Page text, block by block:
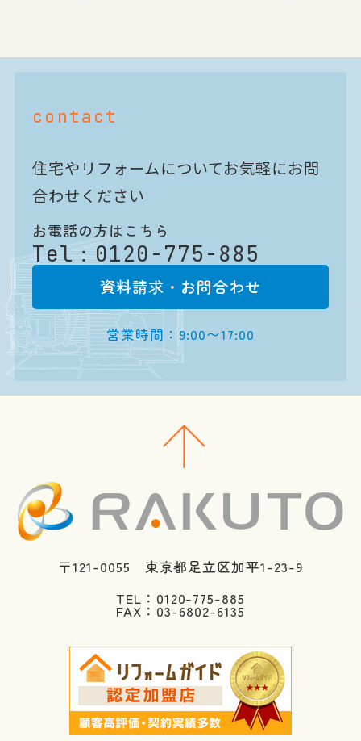
contact
住宅やリフォームについてお気軽にお問
合わせください
お電話の方はこちら
Tel：0120-775-885
資料請求・お問合わせ
営業時間：9:00〜17:00
〒121-0055 東京都足立区加平1-23-9
TEL：0120-775-885
FAX：03-6802-6135